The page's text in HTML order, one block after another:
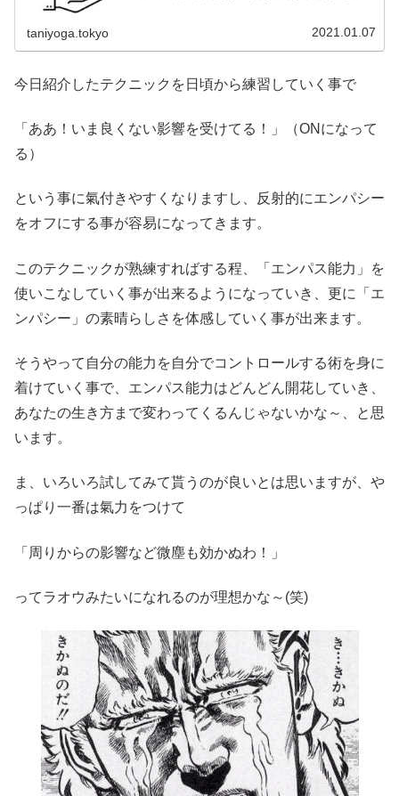
taniyoga.tokyo 2021.01.07
今日紹介したテクニックを日頃から練習していく事で
「ああ！いま良くない影響を受けてる！」（ONになって
る）
という事に氣付きやすくなりますし、反射的にエンパシー
をオフにする事が容易になってきます。
このテクニックが熟練すればする程、「エンパス能力」を
使いこなしていく事が出来るようになっていき、更に「エ
ンパシー」の素晴らしさを体感していく事が出来ます。
そうやって自分の能力を自分でコントロールする術を身に
着けていく事で、エンパス能力はどんどん開花していき、
あなたの生き方まで変わってくるんじゃないかな～、と思
います。
ま、いろいろ試してみて貰うのが良いとは思いますが、や
っぱり一番は氣力をつけて
「周りからの影響など微塵も効かぬわ！」
ってラオウみたいになれるのが理想かな～(笑)